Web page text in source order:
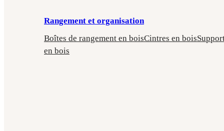
Rangement et organisation
Boîtes de rangement en boisCintres en bois
en bois